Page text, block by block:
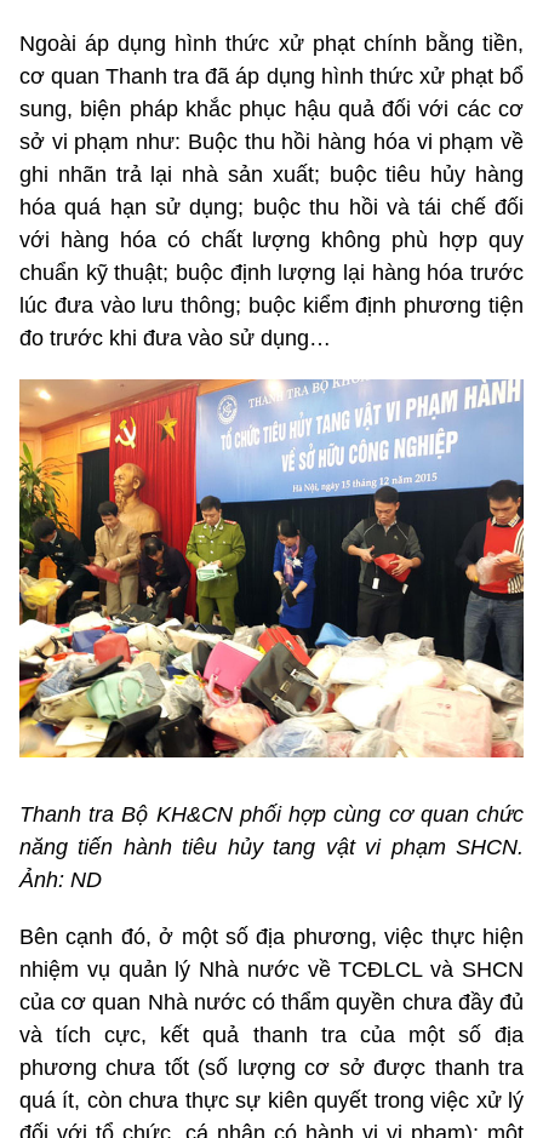
Ngoài áp dụng hình thức xử phạt chính bằng tiền,
cơ quan Thanh tra đã áp dụng hình thức xử phạt bổ
sung, biện pháp khắc phục hậu quả đối với các cơ
sở vi phạm như: Buộc thu hồi hàng hóa vi phạm về
ghi nhãn trả lại nhà sản xuất; buộc tiêu hủy hàng
hóa quá hạn sử dụng; buộc thu hồi và tái chế đối
với hàng hóa có chất lượng không phù hợp quy
chuẩn kỹ thuật; buộc định lượng lại hàng hóa trước
lúc đưa vào lưu thông; buộc kiểm định phương tiện
đo trước khi đưa vào sử dụng…
Thanh tra Bộ KH&CN phối hợp cùng cơ quan chức
năng tiến hành tiêu hủy tang vật vi phạm SHCN.
Ảnh: ND
Bên cạnh đó, ở một số địa phương, việc thực hiện
nhiệm vụ quản lý Nhà nước về TCĐLCL và SHCN
của cơ quan Nhà nước có thẩm quyền chưa đầy đủ
và tích cực, kết quả thanh tra của một số địa
phương chưa tốt (số lượng cơ sở được thanh tra
quá ít, còn chưa thực sự kiên quyết trong việc xử lý
đối với tổ chức, cá nhân có hành vi vi phạm); một